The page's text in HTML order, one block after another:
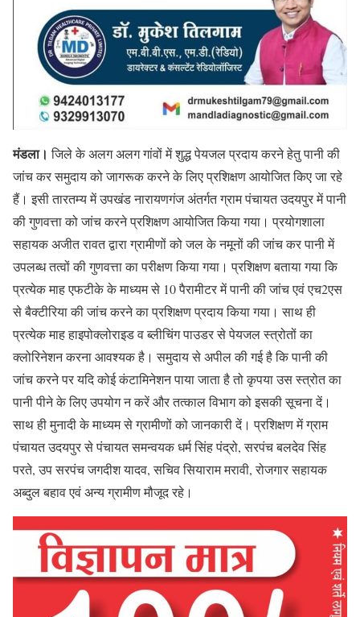
मंडला। जिले के अलग अलग गांवों में शुद्ध पेयजल प्रदाय करने हेतु पानी की
जांच कर समुदाय को जागरूक करने के लिए प्रशिक्षण आयोजित किए जा रहे
हैं। इसी तारतम्य में उपखंड नारायणगंज अंतर्गत ग्राम पंचायत उदयपुर में पानी
की गुणवत्ता को जांच करने प्रशिक्षण आयोजित किया गया। प्रयोगशाला
सहायक अजीत रावत द्वारा ग्रामीणों को जल के नमूनों की जांच कर पानी में
उपलब्ध तत्वों की गुणवत्ता का परीक्षण किया गया। प्रशिक्षण बताया गया कि
प्रत्येक माह एफटीके के माध्यम से 10 पैरामीटर में पानी की जांच एवं एच2एस
से बैक्टीरिया की जांच करने का प्रशिक्षण प्रदाय किया गया। साथ ही
प्रत्येक माह हाइपोक्लोराइड व ब्लीचिंग पाउडर से पेयजल स्त्रोतों का
क्लोरिनेशन करना आवश्यक है। समुदाय से अपील की गई है कि पानी की
जांच करने पर यदि कोई कंटामिनेशन पाया जाता है तो कृपया उस स्त्रोत का
पानी पीने के लिए उपयोग न करें और तत्काल विभाग को इसकी सूचना दें।
साथ ही मुनादी के माध्यम से ग्रामीणों को जानकारी दें। प्रशिक्षण में ग्राम
पंचायत उदयपुर से पंचायत समन्वयक धर्म सिंह पंद्रो, सरपंच बलदेव सिंह
परते, उप सरपंच जगदीश यादव, सचिव सियाराम मरावी, रोजगार सहायक
अब्दुल बहाव एवं अन्य ग्रामीण मौजूद रहे।